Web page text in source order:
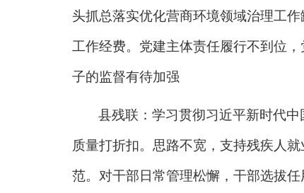
头抓总落实优化营商环境领域治理工
工作经费。党建主体责任履行不到位
子的监督有待加强
县残联：学习贯彻习近平新时代
质量打折扣。思路不宽，支持残疾人
范。对干部日常管理松懈，干部选拔